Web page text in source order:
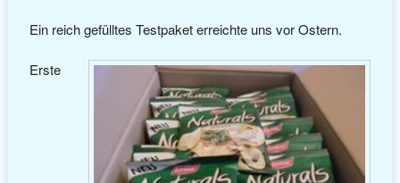
Ein reich gefülltes Testpaket erreichte uns vor Ostern.
Erste